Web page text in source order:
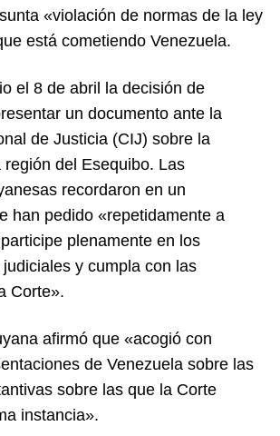
«violación de normas de la ley
está cometiendo Venezuela.
el 8 de abril la decisión de
un documento ante la
de Justicia (CIJ) sobre la
región del Esequibo. Las
recordaron en un
han pedido «repetidamente a
plenamente en los
y cumpla con las
Corte».
afirmó que «acogió con
de Venezuela sobre las
sobre las que la Corte
instancia».